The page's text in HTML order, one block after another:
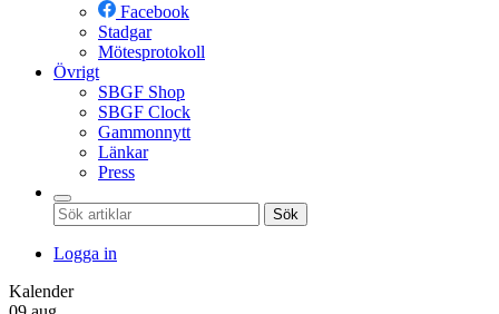
Facebook
Stadgar
Mötesprotokoll
Övrigt
SBGF Shop
SBGF Clock
Gammonnytt
Länkar
Press
Sök
Logga in
Kalender